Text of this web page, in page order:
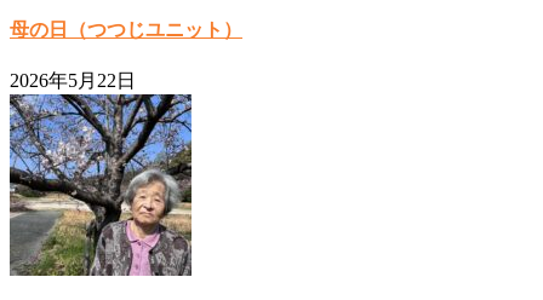
母の日（つつじユニット）
2026年5月22日